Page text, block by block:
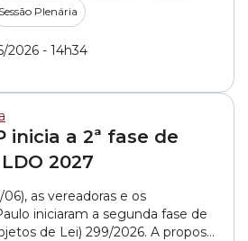
Sessão Plenária
2026 - 14h34
inicia a 2ª fase de
2027
as vereadoras e os
iniciaram a segunda fase de
de Lei) 299/2026. A proposta